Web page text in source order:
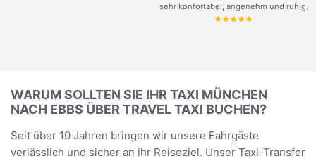
sehr konfortabel, angenehm und ruhig.
WARUM SOLLTEN SIE IHR TAXI MÜNCHEN
NACH EBBS ÜBER TRAVEL TAXI BUCHEN?
Seit über 10 Jahren bringen wir unsere Fahrgäste
verlässlich und sicher an ihr Reiseziel. Unser Taxi-Transfer